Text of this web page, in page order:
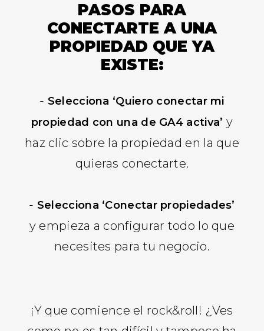
PASOS PARA
CONECTARTE A UNA
PROPIEDAD QUE YA
EXISTE:
- Selecciona ‘Quiero conectar mi
propiedad con una de GA4 activa’ y
haz clic sobre la propiedad en la que
quieras conectarte.
- Selecciona ‘Conectar propiedades’
y empieza a configurar todo lo que
necesites para tu negocio.
¡Y que comience el rock&roll! ¿Ves